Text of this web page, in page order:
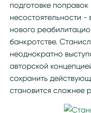
подготовке поправок
несостоятельности
нового
банкротстве.
неоднократно
авторской
сохранить
становится сложнее